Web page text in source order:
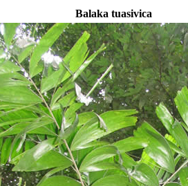
Balaka tuasivica